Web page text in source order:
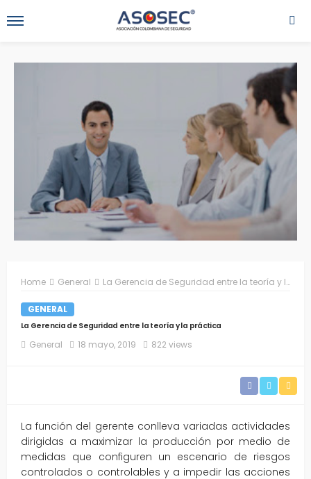
Home General La Gerencia de Seguridad entre la teoría y la práctica
GENERAL
La Gerencia de Seguridad entre la teoría y la práctica
General 18 mayo, 2019 822 views
La función del gerente conlleva variadas actividades
dirigidas a maximizar la producción por medio de
medidas que configuren un escenario de riesgos
controlados o controlables y a impedir las acciones